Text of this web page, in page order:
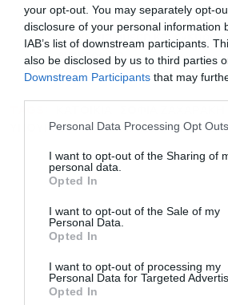
your opt-out. You may separately opt-
disclosure of your personal information
IAB’s list of downstream participants.
also be disclosed by us to third parties
Downstream Participants that may
Personal Data Processing Opt Outs
I want to opt-out of the Sharing of
personal data.
Opted In
I want to opt-out of the Sale of my
Personal Data.
Opted In
I want to opt-out of processing my
Personal Data for Targeted
Opted In
Ακολουθήστε το
News για άμεση και έγκυρη
ενημέρωση!
ΥΠΟΥΡΓΕΙΟ ΚΟΙΝΩΝΙΚΗΣ ΣΥΝΟΧΗΣ
Εγγραφή στο
και την πολιτική